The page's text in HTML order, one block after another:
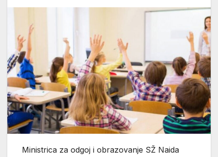
Ministrica za odgoj i obrazovanje SŽ Naida